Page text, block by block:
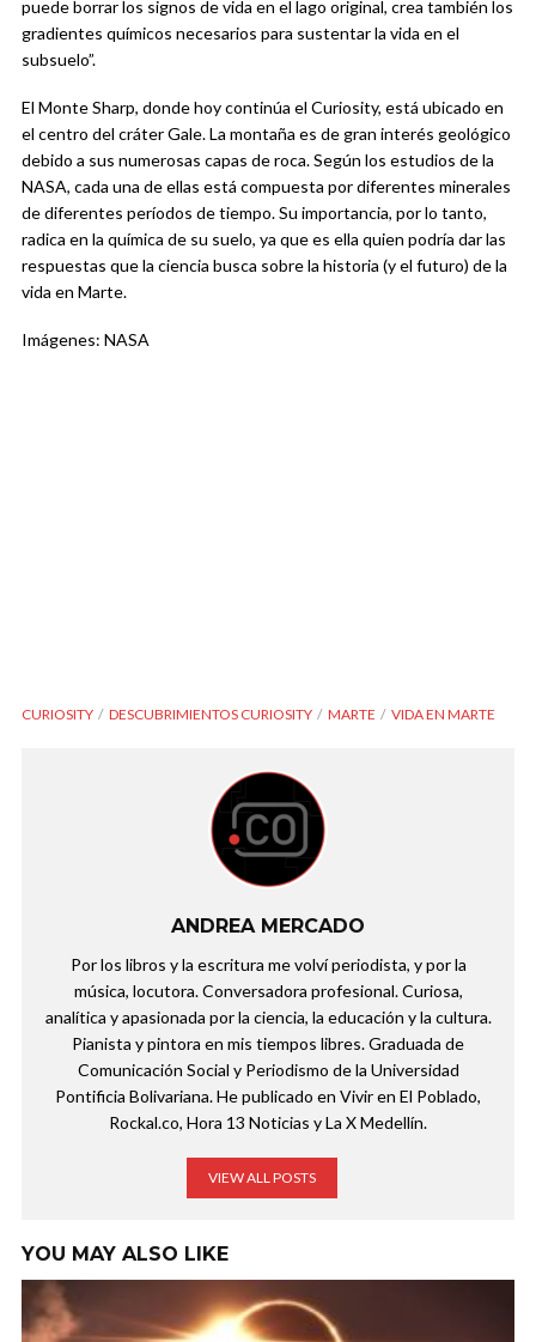
puede borrar los signos de vida en el lago original, crea también los
gradientes químicos necesarios para sustentar la vida en el
subsuelo”.
El Monte Sharp, donde hoy continúa el Curiosity, está ubicado en
el centro del cráter Gale. La montaña es de gran interés geológico
debido a sus numerosas capas de roca. Según los estudios de la
NASA, cada una de ellas está compuesta por diferentes minerales
de diferentes períodos de tiempo. Su importancia, por lo tanto,
radica en la química de su suelo, ya que es ella quien podría dar las
respuestas que la ciencia busca sobre la historia (y el futuro) de la
vida en Marte.
Imágenes: NASA
CURIOSITY DESCUBRIMIENTOS CURIOSITY MARTE VIDA EN MARTE
ANDREA MERCADO
Por los libros y la escritura me volví periodista, y por la
música, locutora. Conversadora profesional. Curiosa,
analítica y apasionada por la ciencia, la educación y la cultura.
Pianista y pintora en mis tiempos libres. Graduada de
Comunicación Social y Periodismo de la Universidad
Pontificia Bolivariana. He publicado en Vivir en El Poblado,
Rockal.co, Hora 13 Noticias y La X Medellín.
VIEW ALL POSTS
YOU MAY ALSO LIKE